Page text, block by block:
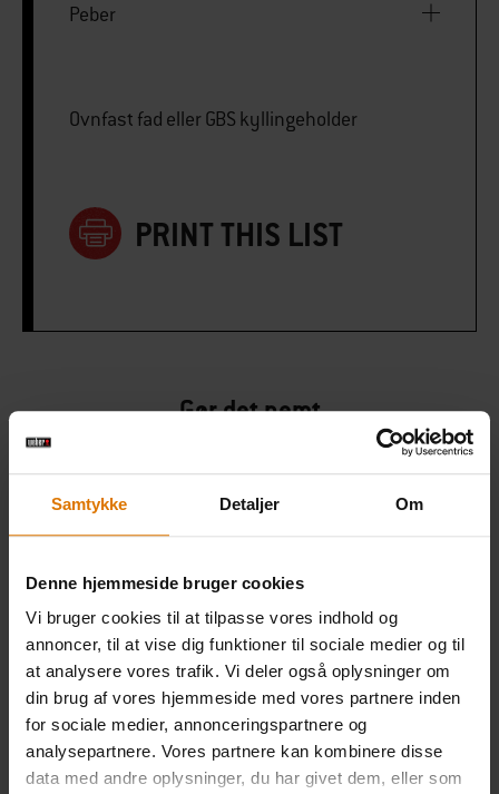
Samtykke Detaljer Om
Denne hjemmeside bruger cookies
Vi bruger cookies til at tilpasse vores indhold og
annoncer, til at vise dig funktioner til sociale medier og til
at analysere vores trafik. Vi deler også oplysninger om
din brug af vores hjemmeside med vores partnere inden
for sociale medier, annonceringspartnere og
analysepartnere. Vores partnere kan kombinere disse
data med andre oplysninger, du har givet dem, eller som
Peber
Ovnfast fad eller GBS kyllingeholder
PRINT THIS LIST
Gør det nemt
Anbefalet tilbehør
Kyllingeholder
mere
handskesæt